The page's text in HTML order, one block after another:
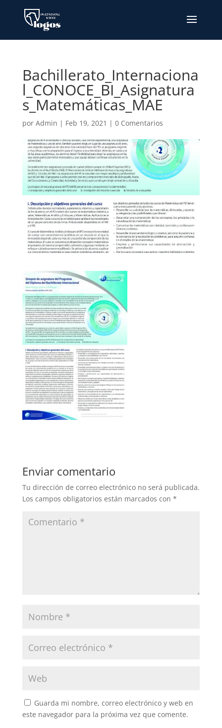
Bachillerato_Internaciona
l_CONOCE_BI_Asignatura
s_Matemáticas_MAE
por Admin | Feb 19, 2021 | 0 Comentarios
Enviar comentario
Tu dirección de correo electrónico no será publicada.
Los campos obligatorios están marcados con *
Guarda mi nombre, correo electrónico y web en
este navegador para la próxima vez que comente.